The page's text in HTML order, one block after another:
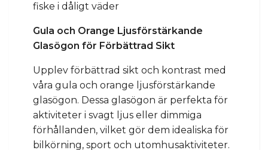
fiske i dåligt väder
Gula och Orange Ljusförstärkande
Glasögon för Förbättrad Sikt
Upplev förbättrad sikt och kontrast med
våra gula och orange ljusförstärkande
glasögon. Dessa glasögon är perfekta för
aktiviteter i svagt ljus eller dimmiga
förhållanden, vilket gör dem idealiska för
bilkörning, sport och utomhusaktiviteter.